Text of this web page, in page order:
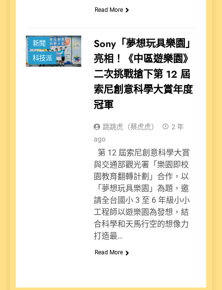
Read More
新聞
科技派
Sony「夢想玩具樂園」
亮相！《中區遊樂園》
二次挑戰搶下第 12 屆
索尼創意科學大賞年度
冠軍
跳跳虎（蔡虎虎）
2 年
ago
第 12 屆索尼創意科學大賞
與交通部觀光署「樂園即校
園教育翻轉計劃」合作，以
「夢想玩具樂園」為題，邀
請全台國小 3 至 6 年級小小
工程師以遊樂園為發想，結
合科學和天馬行空的想像力
打造最…
Read More